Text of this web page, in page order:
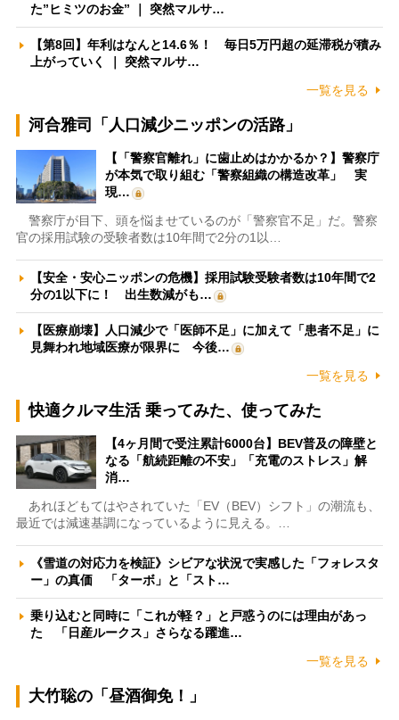
た”ヒミツのお金” ｜ 突然マルサ…
【第8回】年利はなんと14.6％！ 毎日5万円超の延滞税が積み
上がっていく ｜ 突然マルサ…
一覧を見る
河合雅司「人口減少ニッポンの活路」
【「警察官離れ」に歯止めはかかるか？】警察庁
が本気で取り組む「警察組織の構造改革」 実
現…
警察庁が目下、頭を悩ませているのが「警察官不足」だ。警察
官の採用試験の受験者数は10年間で2分の1以…
【安全・安心ニッポンの危機】採用試験受験者数は10年間で2
分の1以下に！ 出生数減がも…
【医療崩壊】人口減少で「医師不足」に加えて「患者不足」に
見舞われ地域医療が限界に 今後…
一覧を見る
快適クルマ生活 乗ってみた、使ってみた
【4ヶ月間で受注累計6000台】BEV普及の障壁と
なる「航続距離の不安」「充電のストレス」解
消…
あれほどもてはやされていた「EV（BEV）シフト」の潮流も、
最近では減速基調になっているように見える。…
《雪道の対応力を検証》シビアな状況で実感した「フォレスタ
ー」の真価 「ターボ」と「スト…
乗り込むと同時に「これが軽？」と戸惑うのには理由があっ
た 「日産ルークス」さらなる躍進…
一覧を見る
大竹聡の「昼酒御免！」